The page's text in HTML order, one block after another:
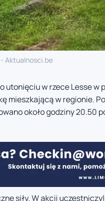
Aktualnosci.be
w rzece Lesse w
mieszkającą w regionie.
około godziny 20.50
siły. W akcji